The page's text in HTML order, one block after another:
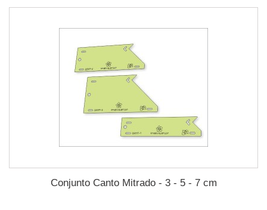
Conjunto Canto Mitrado - 3 - 5 - 7 cm